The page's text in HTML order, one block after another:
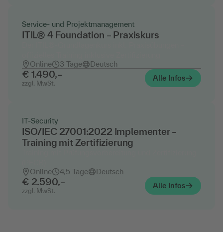
Service- und Projektmanagement
ITIL® 4 Foundation – Praxiskurs
Online
3 Tage Deutsch
€ 1.490,–
zzgl. MwSt.
Alle Infos
IT-Security
ISO/IEC 27001:2022 Implementer –
Training mit Zertifizierung
Online
4,5 Tage Deutsch
€ 2.590,–
zzgl. MwSt.
Alle Infos